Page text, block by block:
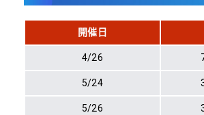
開催日
4/26
5/24
5/26